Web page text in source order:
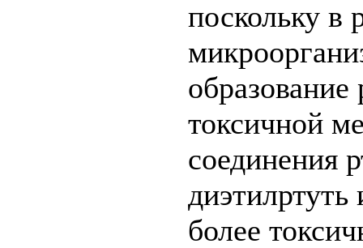
поскольку в
токсичной
соединения
более